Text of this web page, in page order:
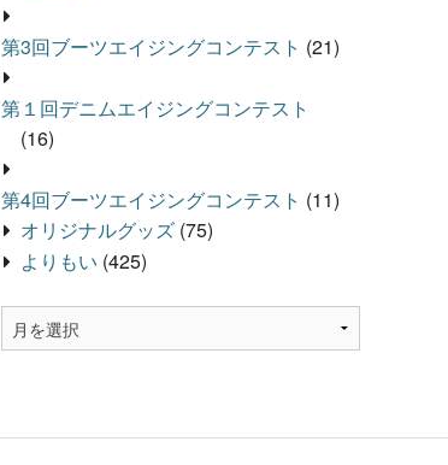
第3回ブーツエイジングコンテスト (21)
第１回デニムエイジングコンテスト
(16)
第4回ブーツエイジングコンテスト (11)
オリジナルグッズ (75)
よりもい (425)